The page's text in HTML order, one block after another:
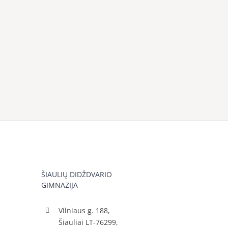
ŠIAULIŲ DIDŽDVARIO
GIMNAZIJA
Vilniaus g. 188,
Šiauliai LT-76299,